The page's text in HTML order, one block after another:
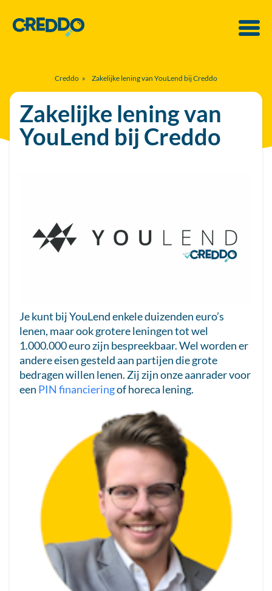
Creddo » Zakelijke lening van YouLend bij Creddo
Zakelijke lening van
YouLend bij Creddo
Je kunt bij YouLend enkele duizenden euro’s
lenen, maar ook grotere leningen tot wel
1.000.000 euro zijn bespreekbaar. Wel worden er
andere eisen gesteld aan partijen die grote
bedragen willen lenen. Zij zijn onze aanrader voor
een PIN financieringof horeca lening.